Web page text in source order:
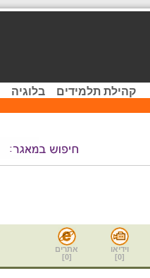
קהילת תלמידים בלוגיה
וידיאו
[
0
]
אתרים
[
0
]